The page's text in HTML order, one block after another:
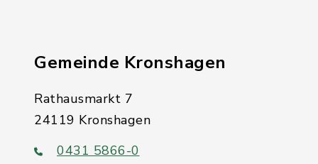
Gemeinde Kronshagen
Rathausmarkt 7
24119 Kronshagen
0431 5866-0